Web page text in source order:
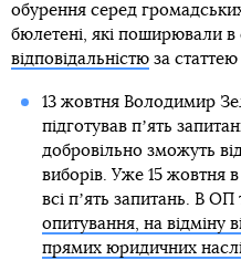
обурення серед
бюлетені, які поширювали
відповідальністю за статтею
13 жовтня Володимир
підготував пʼять
добровільно зможуть
виборів. Уже 15 жовтня
всі пʼять запитань. В
опитування, на відміну
прямих юридичних